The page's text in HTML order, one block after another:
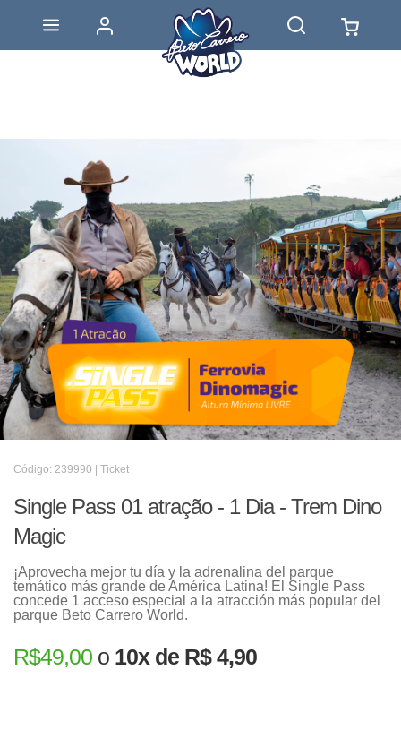
Código: 239990 | Ticket
Single Pass 01 atração - 1 Dia - Trem Dino
Magic
¡Aprovecha mejor tu día y la adrenalina del parque
temático más grande de América Latina! El Single Pass
concede 1 acceso especial a la atracción más popular del
parque Beto Carrero World.
R$49,00 o 10x de R$ 4,90